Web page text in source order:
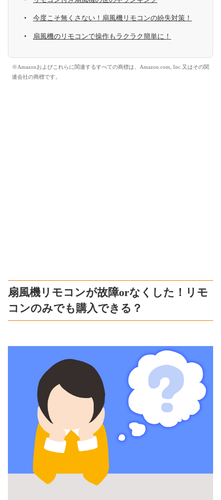
今度こそ無くさない！扇風機リモコンの紛失対策！
扇風機のリモコンで操作もラクラク簡単に！
※Amazonおよびこれらに関連するすべての商標は、Amazon.com, Inc.又はその関
連会社の商標です。
扇風機リモコンが故障orなくした！リモ
コンのみでも購入できる？